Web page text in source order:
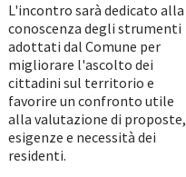
L'incontro sarà dedicato alla
conoscenza degli strumenti
adottati dal Comune per
migliorare l'ascolto dei
cittadini sul territorio e
favorire un confronto utile
alla valutazione di proposte,
esigenze e necessità dei
residenti.